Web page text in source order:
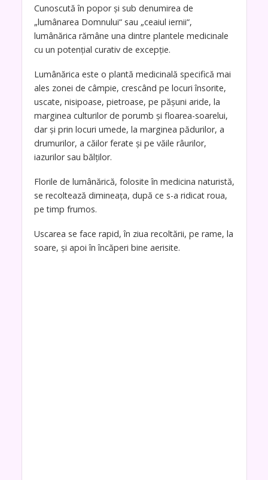
Cunoscută în popor şi sub denumirea de
„lumânarea Domnului“ sau „ceaiul iernii“,
lumânărica rămâne una dintre plantele medicinale
cu un potenţial curativ de excepţie.
Lumânărica este o plantă medicinală specifică mai
ales zonei de câmpie, crescând pe locuri însorite,
uscate, nisipoase, pietroase, pe păşuni aride, la
marginea culturilor de porumb şi floarea-soarelui,
dar şi prin locuri umede, la marginea pădurilor, a
drumurilor, a căilor ferate şi pe văile râurilor,
iazurilor sau bălţilor.
Florile de lumânărică, folosite în medicina naturistă,
se recoltează dimineaţa, după ce s-a ridicat roua,
pe timp frumos.
Uscarea se face rapid, în ziua recoltării, pe rame, la
soare, şi apoi în încăperi bine aerisite.